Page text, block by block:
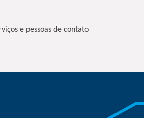
e pessoas de contato